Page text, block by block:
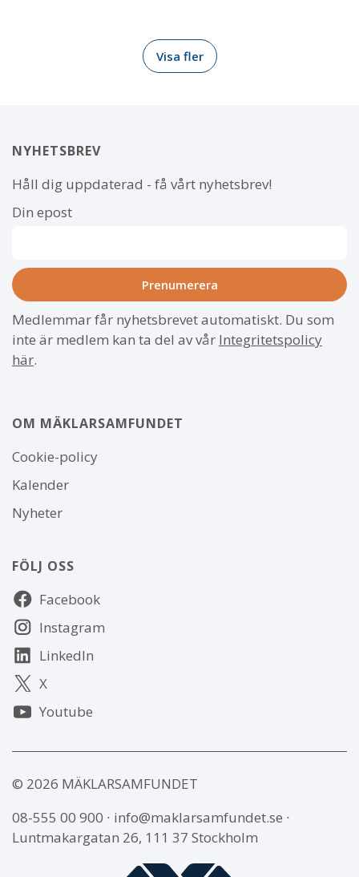
Visa fler
NYHETSBREV
Håll dig uppdaterad - få vårt nyhetsbrev!
Din epost
Medlemmar får nyhetsbrevet automatiskt. Du som
inte är medlem kan ta del av vår Integritetspolicy
här.
OM MÄKLARSAMFUNDET
Om
webbplatsen
Cookie-policy
Kalender
Nyheter
FÖLJ OSS
Följ
oss Facebook
Instagram
LinkedIn
X
Youtube
© 2026 MÄKLARSAMFUNDET
08-555 00 900 ∙ info@maklarsamfundet.se ∙
Luntmakargatan 26, 111 37 Stockholm